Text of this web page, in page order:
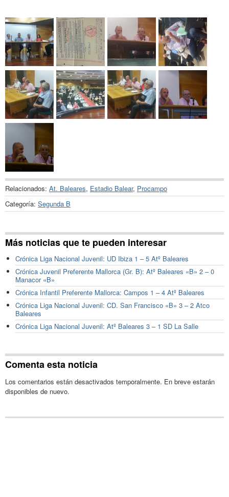
Relacionados: At. Baleares, Estadio Balear, Procampo
Categoría: Segunda B
Más noticias que te pueden interesar
Crónica Liga Nacional Juvenil: UD Ibiza 1 – 5 Atº Baleares
Crónica Juvenil Preferente Mallorca (Gr. B): Atº Baleares «B» 2 – 0
Manacor «B»
Crónica Infantil Preferente Mallorca: Campos 1 – 4 Atº Baleares
Crónica Liga Nacional Juvenil: CD. San Francisco «B» 3 – 2 Atco
Baleares
Crónica Liga Nacional Juvenil: Atº Baleares 3 – 1 SD La Salle
Comenta esta noticia
Los comentarios están desactivados temporalmente. En breve estarán
disponibles de nuevo.